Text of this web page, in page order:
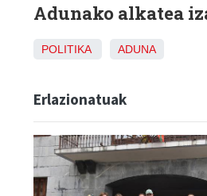
Adunako alkatea
POLITIKA ADUNA
Erlazionatuak